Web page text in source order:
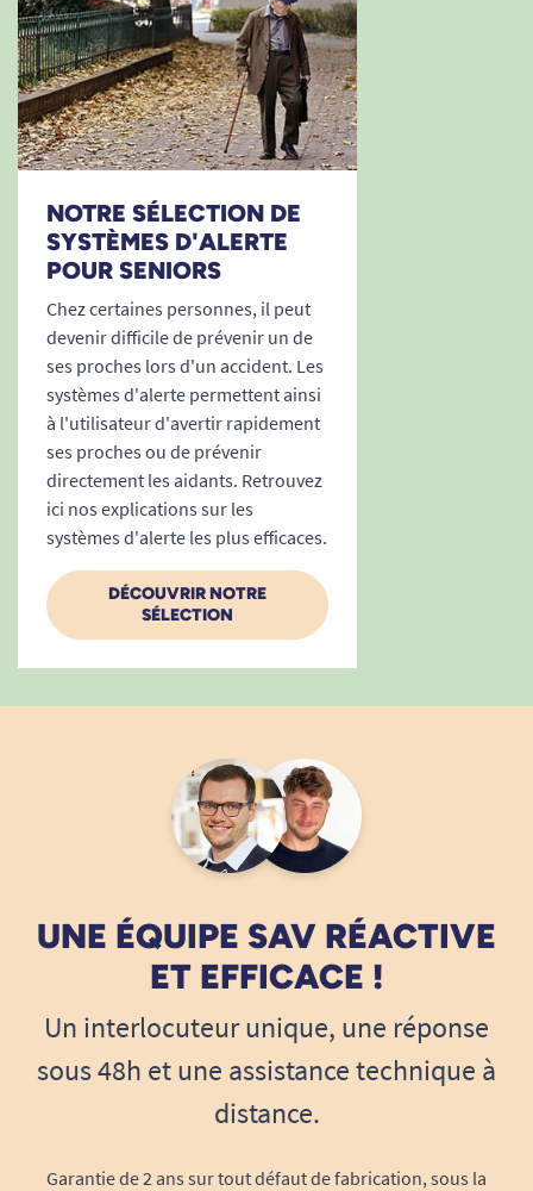
Découvrez nos différents systèmes d'alerte.
d'utilisation.
L. Beatrice
1 2 3
NOTRE SÉLECTION DE
SYSTÈMES D'ALERTE
POUR SENIORS
Chez certaines personnes, il peut
devenir difficile de prévenir un de
ses proches lors d'un accident. Les
systèmes d'alerte permettent ainsi
à l'utilisateur d'avertir rapidement
ses proches ou de prévenir
directement les aidants. Retrouvez
ici nos explications sur les
systèmes d'alerte les plus efficaces.
DÉCOUVRIR NOTRE
SÉLECTION
UNE ÉQUIPE SAV RÉACTIVE
ET EFFICACE !
Un interlocuteur unique, une réponse
sous 48h et une assistance technique à
distance.
Garantie de 2 ans sur tout défaut de fabrication, sous la